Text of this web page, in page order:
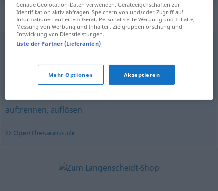
Synonyme für "zerspalten"
zergliedern,zersetzen,pulverisieren,zerlegen,
abwracken,unterteilen ,spalten,atomisieren
auftrennen, auflösen
© OpenThesaurus.de
Genaue Geolocation-Daten verwenden. Geräteeigenschaften zur
Identifikation aktiv abfragen. Speichern von und/oder Zugriff auf
Informationen auf einem Gerät. Personalisierte Werbung und Inhalte,
Messung von Werbung und Inhalten, Zielgruppenforschung und
Entwicklung von Dienstleistungen.
Liste der Partner (Lieferanten)
Mehr Optionen Akzeptieren